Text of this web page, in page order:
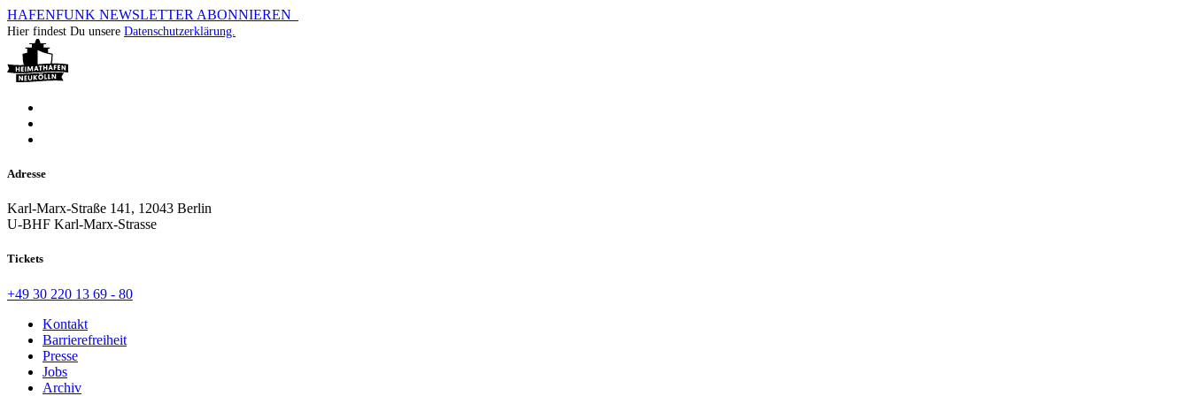
HAFENFUNK NEWSLETTER ABONNIEREN
Hier findest Du unsere Datenschutzerklärung.
Adresse
Karl-Marx-Straße 141, 12043 Berlin
U-BHF Karl-Marx-Strasse
Tickets
+49 30 220 13 69 - 80
Kontakt
Barrierefreiheit
Presse
Jobs
Archiv